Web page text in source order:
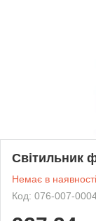
Світильник
Немає в наявності
Код: 076-007-